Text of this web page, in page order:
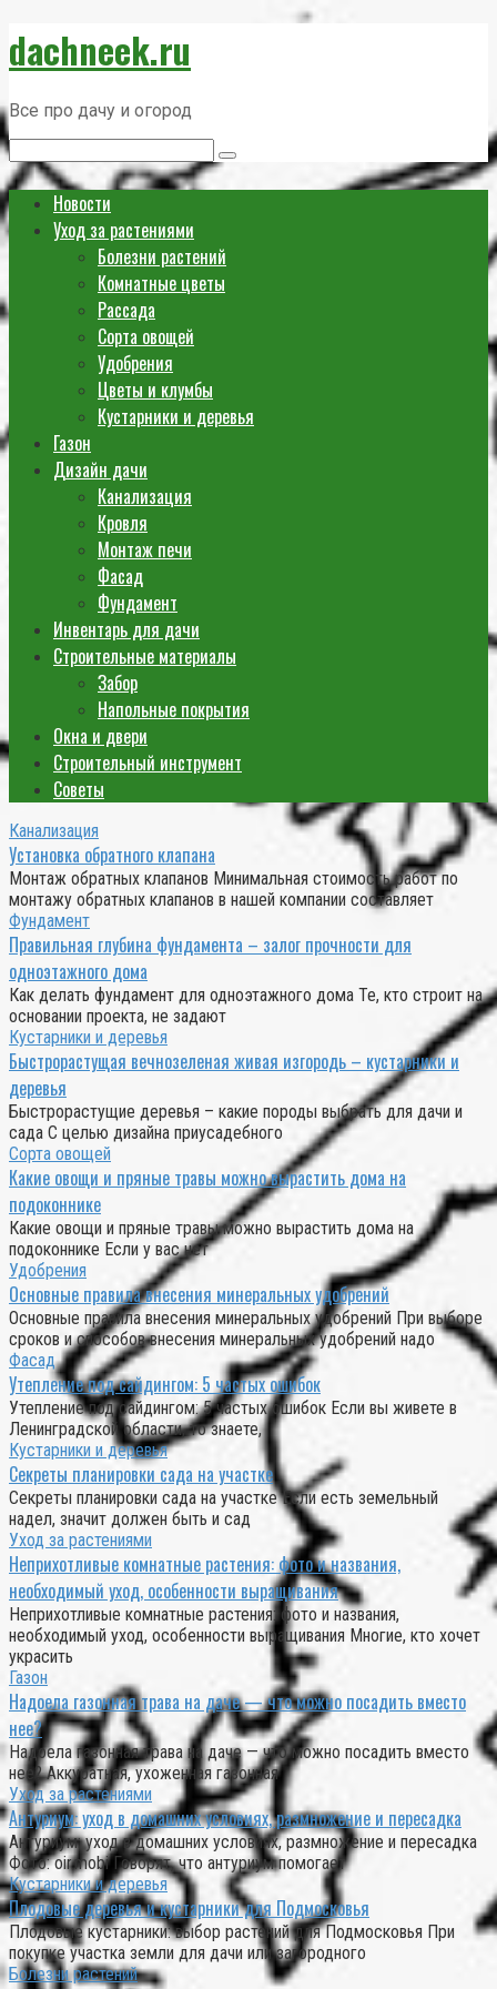
Перейти
к
контенту
dachneek.ru
Все про дачу и огород
Поиск:
Новости
Уход за растениями
Болезни растений
Комнатные цветы
Рассада
Сорта овощей
Удобрения
Цветы и клумбы
Кустарники и деревья
Газон
Дизайн дачи
Канализация
Кровля
Монтаж печи
Фасад
Фундамент
Инвентарь для дачи
Строительные материалы
Забор
Напольные покрытия
Окна и двери
Строительный инструмент
Советы
Канализация
Установка обратного клапана
Монтаж обратных клапанов Минимальная стоимость работ по
монтажу обратных клапанов в нашей компании составляет
Фундамент
Правильная глубина фундамента – залог прочности для
одноэтажного дома
Как делать фундамент для одноэтажного дома Те, кто строит на
основании проекта, не задают
Кустарники и деревья
Быстрорастущая вечнозеленая живая изгородь – кустарники и
деревья
Быстрорастущие деревья – какие породы выбрать для дачи и
сада С целью дизайна приусадебного
Сорта овощей
Какие овощи и пряные травы можно вырастить дома на
подоконнике
Какие овощи и пряные травы можно вырастить дома на
подоконнике Если у вас нет
Удобрения
Основные правила внесения минеральных удобрений
Основные правила внесения минеральных удобрений При выборе
сроков и способов внесения минеральных удобрений надо
Фасад
Утепление под сайдингом: 5 частых ошибок
Утепление под сайдингом: 5 частых ошибок Если вы живете в
Ленинградской области, то знаете,
Кустарники и деревья
Секреты планировки сада на участке
Секреты планировки сада на участке Если есть земельный
надел, значит должен быть и сад
Уход за растениями
Неприхотливые комнатные растения: фото и названия,
необходимый уход, особенности выращивания
Неприхотливые комнатные растения: фото и названия,
необходимый уход, особенности выращивания Многие, кто хочет
украсить
Газон
Надоела газонная трава на даче — что можно посадить вместо
нее?
Надоела газонная трава на даче — что можно посадить вместо
нее? Аккуратная, ухоженная газонная
Уход за растениями
Антуриум: уход в домашних условиях, размножение и пересадка
Антуриум: уход в домашних условиях, размножение и пересадка
Фото: oir.mobi Говорят, что антуриум помогает
Кустарники и деревья
Плодовые деревья и кустарники для Подмосковья
Плодовые кустарники: выбор растений для Подмосковья При
покупке участка земли для дачи или загородного
Болезни растений